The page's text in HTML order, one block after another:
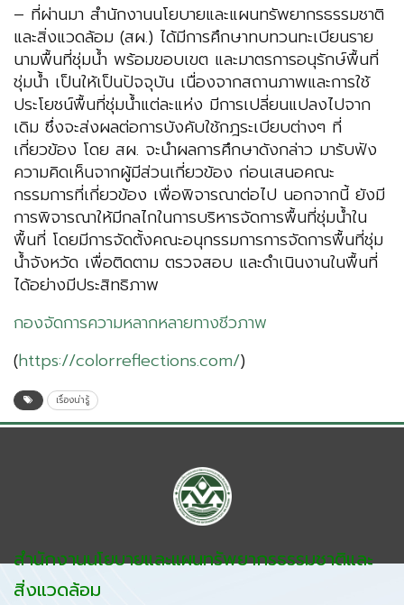
– ที่ผ่านมา สำนักงานนโยบายและแผนทรัพยากรธรรมชาติ
และสิ่งแวดล้อม (สผ.) ได้มีการศึกษาทบทวนทะเบียนราย
นามพื้นที่ชุ่มน้ำ พร้อมขอบเขต และมาตรการอนุรักษ์พื้นที่
ชุ่มน้ำ เป็นให้เป็นปัจจุบัน เนื่องจากสถานภาพและการใช้
ประโยชน์พื้นที่ชุ่มน้ำแต่ละแห่ง มีการเปลี่ยนแปลงไปจาก
เดิม ซึ่งจะส่งผลต่อการบังคับใช้กฎระเบียบต่างๆ ที่
เกี่ยวข้อง โดย สผ. จะนำผลการศึกษาดังกล่าว มารับฟัง
ความคิดเห็นจากผู้มีส่วนเกี่ยวข้อง ก่อนเสนอคณะ
กรรมการที่เกี่ยวข้อง เพื่อพิจารณาต่อไป นอกจากนี้ ยังมี
การพิจารณาให้มีกลไกในการบริหารจัดการพื้นที่ชุ่มน้ำใน
พื้นที่ โดยมีการจัดตั้งคณะอนุกรรมการการจัดการพื้นที่ชุ่ม
น้ำจังหวัด เพื่อติดตาม ตรวจสอบ และดำเนินงานในพื้นที่
ได้อย่างมีประสิทธิภาพ
กองจัดการความหลากหลายทางชีวภาพ
(https://colorreflections.com/)
เรื่องน่ารู้
สำนักงานนโยบายและแผนทรัพยากรธรรมชาติและ
สิ่งแวดล้อม